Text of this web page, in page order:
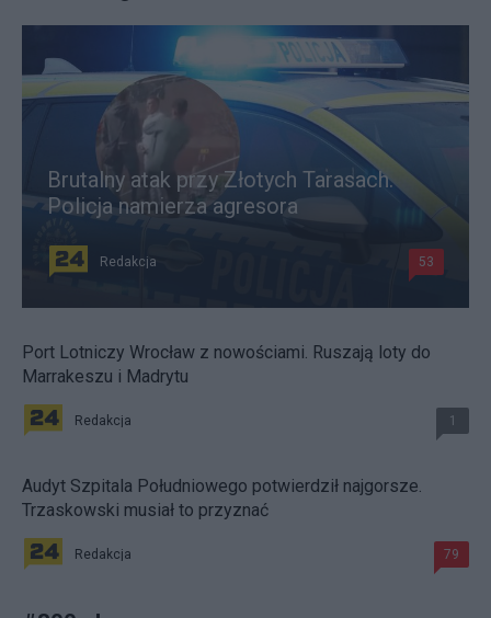
Brutalny atak przy Złotych Tarasach.
Policja namierza agresora
Redakcja 53
Port Lotniczy Wrocław z nowościami. Ruszają loty do
Marrakeszu i Madrytu
Redakcja 1
Audyt Szpitala Południowego potwierdził najgorsze.
Trzaskowski musiał to przyznać
Redakcja 79